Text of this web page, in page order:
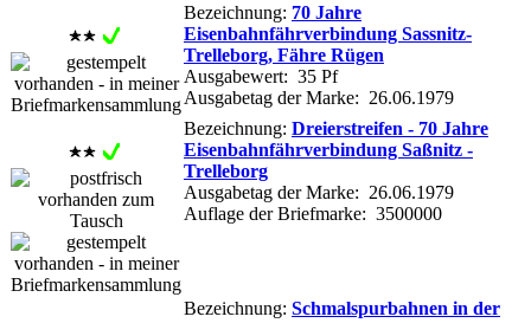
Bezeichnung: 70 Jahre
Eisenbahnfährverbindung Sassnitz-
Trelleborg, Fähre Rügen
Ausgabewert: 35 Pf
Ausgabetag der Marke: 26.06.1979
Bezeichnung: Dreierstreifen - 70 Jahre
Eisenbahnfährverbindung Saßnitz -
Trelleborg
Ausgabetag der Marke: 26.06.1979
Auflage der Briefmarke: 3500000
Bezeichnung: Schmalspurbahnen in der